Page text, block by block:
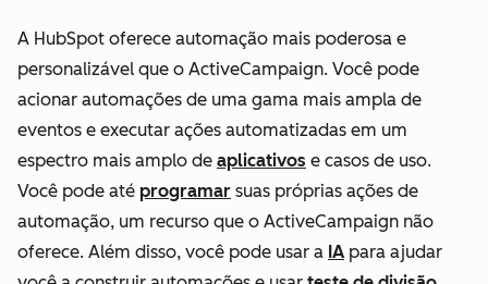
A HubSpot oferece automação mais poderosa e
personalizável que o ActiveCampaign. Você pode
acionar automações de uma gama mais ampla de
eventos e executar ações automatizadas em um
espectro mais amplo de aplicativos e casos de uso.
Você pode até programar suas próprias ações de
automação, um recurso que o ActiveCampaign não
oferece. Além disso, você pode usar a IA para ajudar